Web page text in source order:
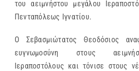
του αειμνήστου μεγάλου
Πενταπόλεως Ιγνατίου.
Ο Σεβασμιώτατος Θεοδόσιος
ευγνωμοσύνη στους
Ιεραποστόλους και τόνισε στους